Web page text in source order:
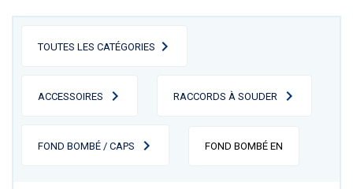
TOUTES LES CATÉGORIES
ACCESSOIRES RACCORDS À SOUDER
FOND BOMBÉ / CAPS FOND BOMBÉ EN